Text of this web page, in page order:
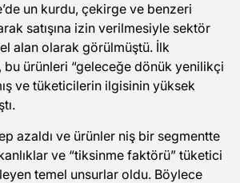
un kurdu, çekirge ve benzeri
satışına izin verilmesiyle sektör
alan olarak görülmüştü. İlk
ürünleri “geleceğe dönük yenilikçi
ve tüketicilerin ilgisinin yüksek
azaldı ve ürünler niş bir segmentte
ve “tiksinme faktörü” tüketici
temel unsurlar oldu. Böylece